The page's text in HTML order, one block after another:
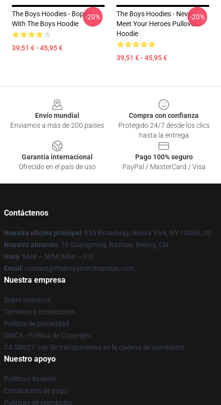
The Boys Hoodies - Boppin
With The Boys Hoodie
39,51 € - 45,95 €
-20%
The Boys Hoodies - Never
Meet Your Heroes Pullover
Hoodie
39,51 € - 45,95 €
-20%
Envío mundial
Enviamos a más de 200 países
Compra con confianza
Protegido 24/7 desde los clics
hasta la entrega
Garantía internacional
Ofrecido en el país de uso
Pago 100% seguro
PayPal / MasterCard / Visa
Contáctenos
Nuestra oficina principal : 655 Broadway, Nueva York, NY 10006, US
Nuestro almacén: 76 Guangming, Bazhou, Beijing, CN
Hora: 9AM – 5PM (Mon – Fri)
Email : contact@theboysmerchandise.com
Nuestra empresa
Sobre nosotros
Términos y condiciones
Política de privacidad
DMCA - Política de Copyright
CA SB657: Ley de transparencia en la cadena de suministro
Nuestro apoyo
Políticas de envío
Condiciones de pago
Políticas de reembolso